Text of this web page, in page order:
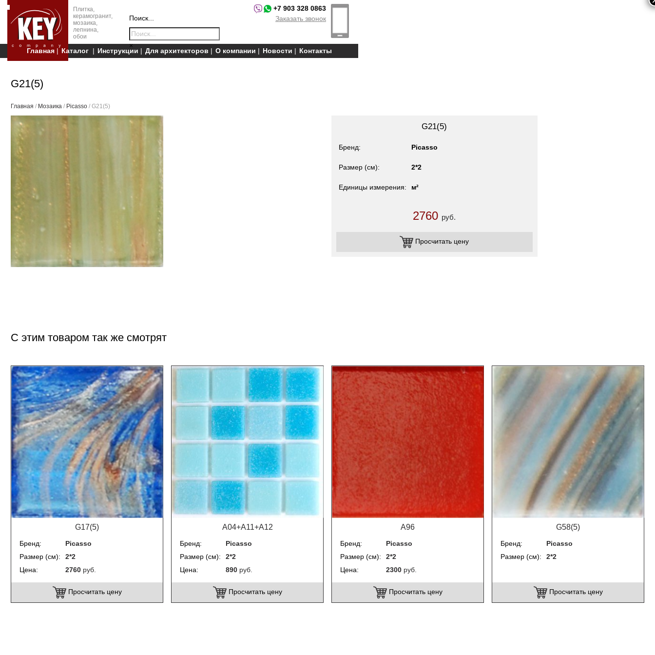
Плитка,
керамогранит,
мозаика,
лепнина,
обои
Поиск...
×
+7 903 328 0863
Заказать звонок
Главная Каталог Инструкции Для архитекторов О компании Новости Контакты
G21(5)
Главная / Мозаика / Picasso / G21(5)
G21(5)
Бренд Picasso
Размер (см) 2*2
Единицы измерения м²
2760 руб.
Просчитать цену
С этим товаром так же смотрят
G17(5)
Бренд
Picasso
Размер (см)
2*2
Цена
2760 руб.
Просчитать цену
A04+A11+A12
Бренд
Picasso
Размер (см)
2*2
Цена
890 руб.
Просчитать цену
A96
Бренд
Picasso
Размер (см)
2*2
Цена
2300 руб.
Просчитать цену
G58(5)
Бренд
Picasso
Размер (см)
2*2
Просчитать цену